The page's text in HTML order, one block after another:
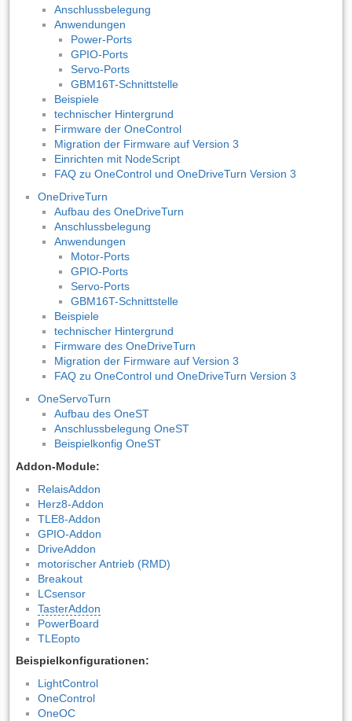
Anschlussbelegung
Anwendungen
Power-Ports
GPIO-Ports
Servo-Ports
GBM16T-Schnittstelle
Beispiele
technischer Hintergrund
Firmware der OneControl
Migration der Firmware auf Version 3
Einrichten mit NodeScript
FAQ zu OneControl und OneDriveTurn Version 3
OneDriveTurn
Aufbau des OneDriveTurn
Anschlussbelegung
Anwendungen
Motor-Ports
GPIO-Ports
Servo-Ports
GBM16T-Schnittstelle
Beispiele
technischer Hintergrund
Firmware des OneDriveTurn
Migration der Firmware auf Version 3
FAQ zu OneControl und OneDriveTurn Version 3
OneServoTurn
Aufbau des OneST
Anschlussbelegung OneST
Beispielkonfig OneST
Addon-Module:
RelaisAddon
Herz8-Addon
TLE8-Addon
GPIO-Addon
DriveAddon
motorischer Antrieb (RMD)
Breakout
LCsensor
TasterAddon
PowerBoard
TLEopto
Beispielkonfigurationen:
LightControl
OneControl
OneOC